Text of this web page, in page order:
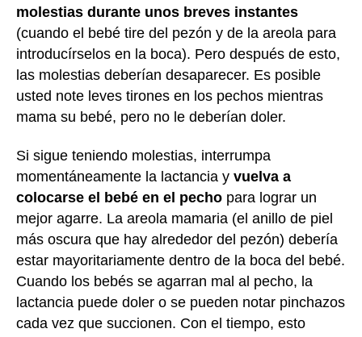
molestias durante unos breves instantes
(cuando el bebé tire del pezón y de la areola para
introducírselos en la boca). Pero después de esto,
las molestias deberían desaparecer. Es posible
usted note leves tirones en los pechos mientras
mama su bebé, pero no le deberían doler.
Si sigue teniendo molestias, interrumpa
momentáneamente la lactancia y vuelva a
colocarse el bebé en el pecho para lograr un
mejor agarre. La areola mamaria (el anillo de piel
más oscura que hay alrededor del pezón) debería
estar mayoritariamente dentro de la boca del bebé.
Cuando los bebés se agarran mal al pecho, la
lactancia puede doler o se pueden notar pinchazos
cada vez que succionen. Con el tiempo, esto